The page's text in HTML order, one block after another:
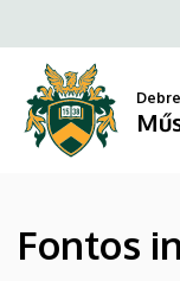
Műszaki
a
tartalomra
Fontos